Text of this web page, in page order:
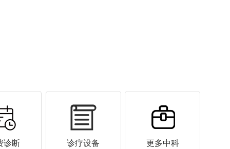
诊断 诊疗设备 更多中科